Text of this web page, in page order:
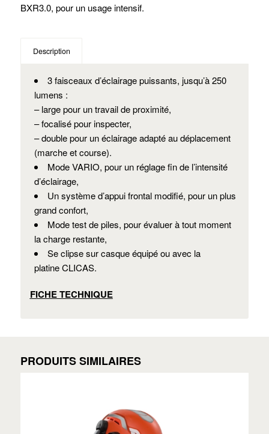
BXR3.0, pour un usage intensif.
Description
3 faisceaux d’éclairage puissants, jusqu’à 250
lumens :
– large pour un travail de proximité,
– focalisé pour inspecter,
– double pour un éclairage adapté au déplacement
(marche et course).
Mode VARIO, pour un réglage fin de l’intensité
d’éclairage,
Un système d’appui frontal modifié, pour un plus
grand confort,
Mode test de piles, pour évaluer à tout moment
la charge restante,
Se clipse sur casque équipé ou avec la
platine CLICAS.
FICHE TECHNIQUE
PRODUITS SIMILAIRES